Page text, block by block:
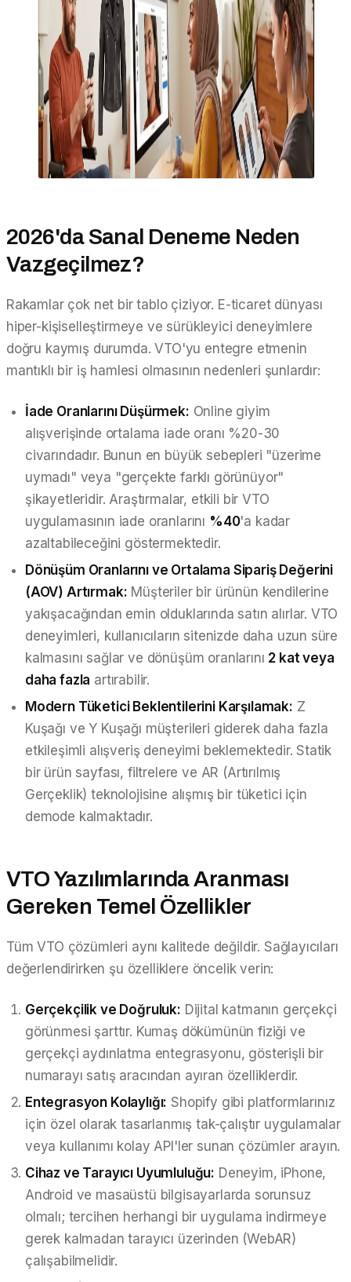
2026'da Sanal Deneme Neden
Vazgeçilmez?
Rakamlar çok net bir tablo çiziyor. E-ticaret dünyası
hiper-kişiselleştirmeye ve sürükleyici deneyimlere
doğru kaymış durumda. VTO'yu entegre etmenin
mantıklı bir iş hamlesi olmasının nedenleri şunlardır:
İade Oranlarını Düşürmek: Online giyim
alışverişinde ortalama iade oranı %20-30
civarındadır. Bunun en büyük sebepleri "üzerime
uymadı" veya "gerçekte farklı görünüyor"
şikayetleridir. Araştırmalar, etkili bir VTO
uygulamasının iade oranlarını %40'a kadar
azaltabileceğini göstermektedir.
Dönüşüm Oranlarını ve Ortalama Sipariş Değerini
(AOV) Artırmak: Müşteriler bir ürünün kendilerine
yakışacağından emin olduklarında satın alırlar. VTO
deneyimleri, kullanıcıların sitenizde daha uzun süre
kalmasını sağlar ve dönüşüm oranlarını 2 kat veya
daha fazla artırabilir.
Modern Tüketici Beklentilerini Karşılamak: Z
Kuşağı ve Y Kuşağı müşterileri giderek daha fazla
etkileşimli alışveriş deneyimi beklemektedir. Statik
bir ürün sayfası, filtrelere ve AR (Artırılmış
Gerçeklik) teknolojisine alışmış bir tüketici için
demode kalmaktadır.
VTO Yazılımlarında Aranması
Gereken Temel Özellikler
Tüm VTO çözümleri aynı kalitede değildir. Sağlayıcıları
değerlendirirken şu özelliklere öncelik verin:
Gerçekçilik ve Doğruluk: Dijital katmanın gerçekçi
görünmesi şarttır. Kumaş dökümünün fiziği ve
gerçekçi aydınlatma entegrasyonu, gösterişli bir
numarayı satış aracından ayıran özelliklerdir.
Entegrasyon Kolaylığı: Shopify gibi platformlarınız
için özel olarak tasarlanmış tak-çalıştır uygulamalar
veya kullanımı kolay API'ler sunan çözümler arayın.
Cihaz ve Tarayıcı Uyumluluğu: Deneyim, iPhone,
Android ve masaüstü bilgisayarlarda sorunsuz
olmalı; tercihen herhangi bir uygulama indirmeye
gerek kalmadan tarayıcı üzerinden (WebAR)
çalışabilmelidir.